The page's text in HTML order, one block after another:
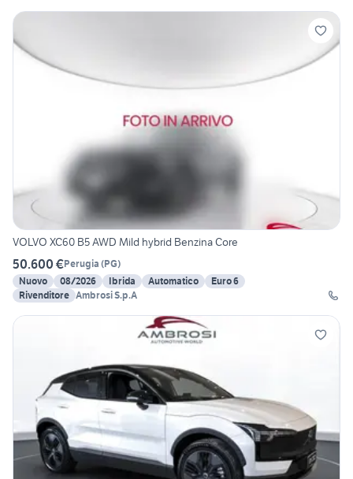
VOLVO XC60 B5 AWD Mild hybrid Benzina Core
50.600 €Perugia (PG)
Nuovo
08/2026 Ibrida Automatico
Euro 6
Rivenditore Ambrosi S.p.A